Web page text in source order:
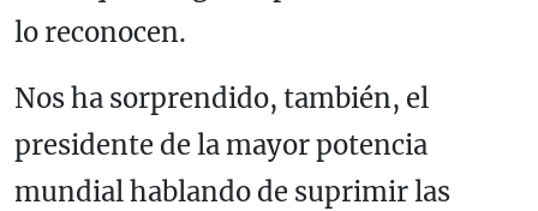
lo reconocen.
Nos ha sorprendido, también, el
presidente de la mayor potencia
mundial hablando de suprimir las